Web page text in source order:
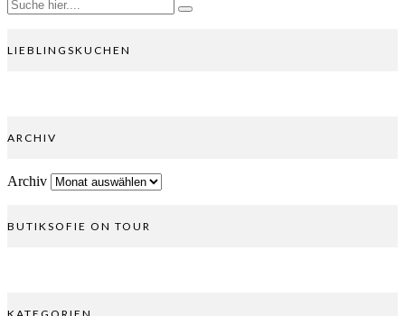
LIEBLINGSKUCHEN
ARCHIV
Archiv
BUTIKSOFIE ON TOUR